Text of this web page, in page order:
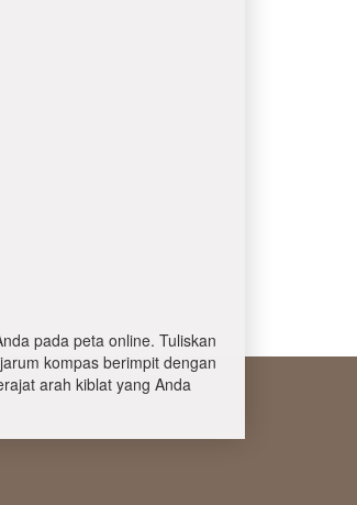
pada peta online. Tuliskan
kompas berimpit dengan
arah kiblat yang Anda